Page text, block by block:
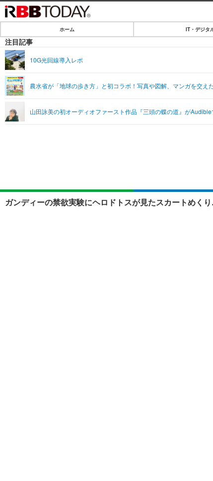
IT・デジタル
ショッピング
SPEED TEST
エンタメ
エンタメTOP
ショッピング
ライフ
ホーム IT・デジタ
注目記事
10G光回線導入レポ
農水省が「地球の歩き方」と初コラボ！写真や図解、マンガを交え
山田詠美の初オーディオファースト作品『三頭の蝶の道』が
ガンディーの禁欲実験にヘロドトスが見たスカートめく